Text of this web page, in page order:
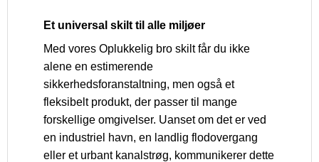
Et universal skilt til alle miljøer
Med vores Oplukkelig bro skilt får du ikke
alene en estimerende
sikkerhedsforanstaltning, men også et
fleksibelt produkt, der passer til mange
forskellige omgivelser. Uanset om det er ved
en industriel havn, en landlig flodovergang
eller et urbant kanalstrøg, kommunikerer dette